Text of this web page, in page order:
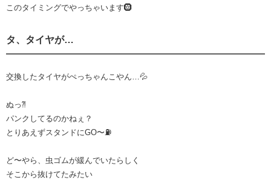
このタイミングでやっちゃいます🛞
タ、タイヤが…
交換したタイヤがぺっちゃんこやん…💦
ぬっ⁈
パンクしてるのかねぇ？
とりあえずスタンドにGO〜⛽️
ど〜やら、虫ゴムが緩んでいたらしく
そこから抜けてたみたい